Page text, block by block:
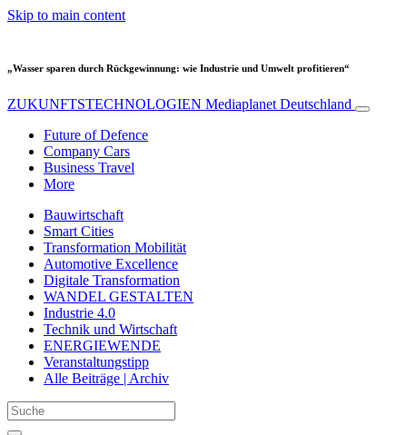
Skip to main content
„Wasser sparen durch Rückgewinnung: wie Industrie und Umwelt profitieren“
ZUKUNFTSTECHNOLOGIEN Mediaplanet Deutschland
Future of Defence
Company Cars
Business Travel
More
Bauwirtschaft
Smart Cities
Transformation Mobilität
Automotive Excellence
Digitale Transformation
WANDEL GESTALTEN
Industrie 4.0
Technik und Wirtschaft
ENERGIEWENDE
Veranstaltungstipp
Alle Beiträge | Archiv